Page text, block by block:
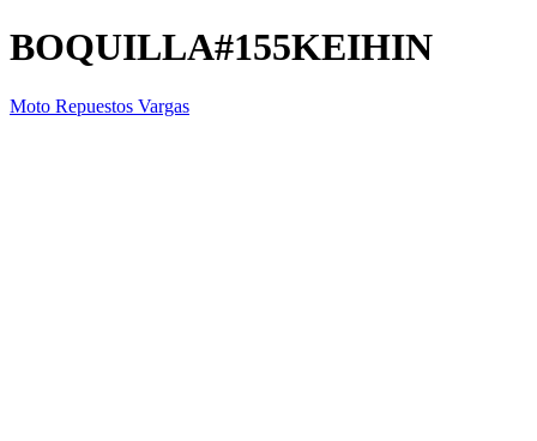
BOQUILLA#155KEIHIN
Moto Repuestos Vargas